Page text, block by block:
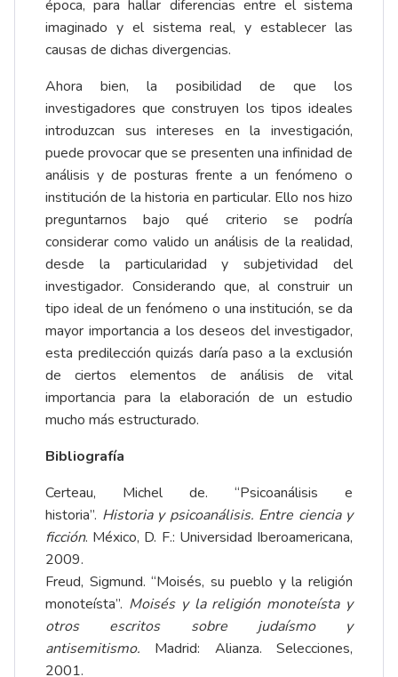
época, para hallar diferencias entre el sistema
imaginado y el sistema real, y establecer las
causas de dichas divergencias.
Ahora bien, la posibilidad de que los
investigadores que construyen los tipos ideales
introduzcan sus intereses en la investigación,
puede provocar que se presenten una infinidad de
análisis y de posturas frente a un fenómeno o
institución de la historia en particular. Ello nos hizo
preguntarnos bajo qué criterio se podría
considerar como valido un análisis de la realidad,
desde la particularidad y subjetividad del
investigador. Considerando que, al construir un
tipo ideal de un fenómeno o una institución, se da
mayor importancia a los deseos del investigador,
esta predilección quizás daría paso a la exclusión
de ciertos elementos de análisis de vital
importancia para la elaboración de un estudio
mucho más estructurado.
Bibliografía
Certeau, Michel de. “Psicoanálisis e
historia”. Historia y psicoanálisis. Entre ciencia y
ficción. México, D. F.: Universidad Iberoamericana,
2009.
Freud, Sigmund. “Moisés, su pueblo y la religión
monoteísta”. Moisés y la religión monoteísta y
otros escritos sobre judaísmo y
antisemitismo. Madrid: Alianza. Selecciones,
2001.